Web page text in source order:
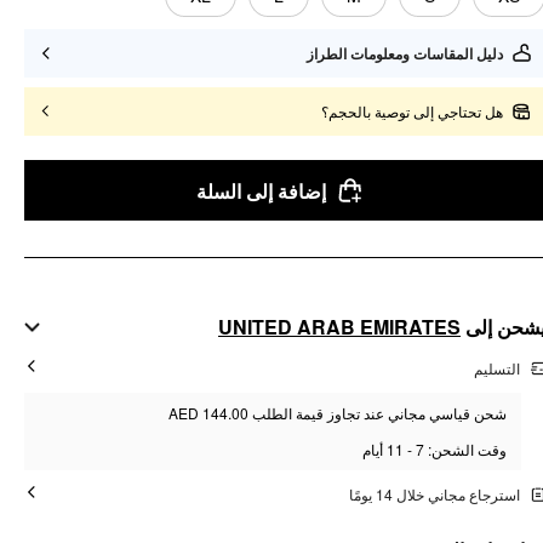
دليل المقاسات ومعلومات الطراز
هل تحتاجي إلى توصية بالحجم؟
إضافة إلى السلة
إلى UNITED ARAB EMIRATES
التسليم
شحن قياسي مجاني عند تجاوز قيمة الطلب AED 144.00
وقت الشحن: 7 - 11 أيام
استرجاع مجاني خلال 14 يومًا